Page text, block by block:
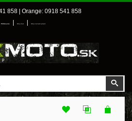
858 | Orange: 0918 541 858
Prihlásenie Môj účet Môj zoznam prianí